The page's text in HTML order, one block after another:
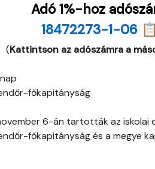
Adó 1%-hoz
18472273-1-06 📋
(Kattintson az adószámra a
főkapitányság
6-án tartották az iskolai
főkapitányság és a megye